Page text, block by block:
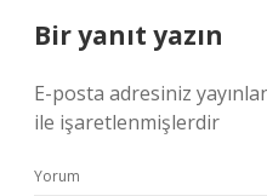
Bir yanıt yazın
E-posta adresiniz
ile işaretlenmişlerdir
Yorum